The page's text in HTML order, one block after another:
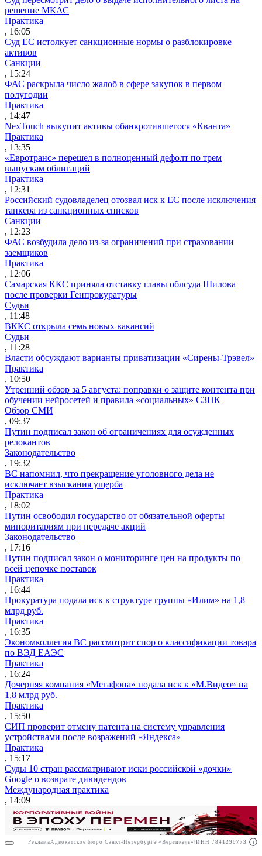
РекламаООО "Право.ру" ИНН: 7704835288
решение МКАС
Практика
, 16:05
Суд ЕС истолкует санкционные нормы о разблокировке
активов
Санкции
, 15:24
ФАС раскрыла число жалоб в сфере закупок в первом
полугодии
Практика
, 14:47
NexTouch выкупит активы обанкротившегося «Кванта»
Практика
, 13:35
«Евротранс» перешел в полноценный дефолт по трем
выпускам облигаций
Практика
, 12:31
Российский судовладелец отозвал иск к ЕС после исключения
танкера из санкционных списков
Санкции
, 12:23
ФАС возбудила дело из-за ограничений при страховании
заемщиков
Практика
, 12:06
Самарская ККС приняла отставку главы облсуда Шилова
после проверки Генпрокуратуры
Судьи
, 11:48
ВККС открыла семь новых вакансий
Судьи
, 11:28
Власти обсуждают варианты приватизации «Сирены-Трэвел»
Практика
, 10:50
Утренний обзор за 5 августа: поправки о защите контента при
обучении нейросетей и правила «социальных» СЗПК
Обзор СМИ
, 09:37
Путин подписал закон об ограничениях для осужденных
релокантов
Законодательство
, 19:32
ВС напомнил, что прекращение уголовного дела не
исключает взыскания ущерба
Практика
, 18:02
Путин освободил государство от обязательной оферты
миноритариям при передаче акций
Законодательство
, 17:16
Путин подписал закон о мониторинге цен на продукты по
всей цепочке поставок
Практика
, 16:44
Прокуратура подала иск к структуре группы «Илим» на 1,8
млрд руб.
Практика
, 16:35
Экономколлегия ВС рассмотрит спор о классификации товара
по ВЭД ЕАЭС
Практика
, 16:24
Дочерняя компания «Мегафона» подала иск к «М.Видео» на
1,8 млрд руб.
Практика
, 15:50
СИП проверит отмену патента на систему управления
устройствами после возражений «Яндекса»
Практика
, 15:17
Суды 10 стран рассматривают иски российской «дочки»
Google о возврате дивидендов
Международная практика
, 14:09
Реклама Адвокатское бюро Санкт-Петербурга «Вертикаль» ИНН 7841290773